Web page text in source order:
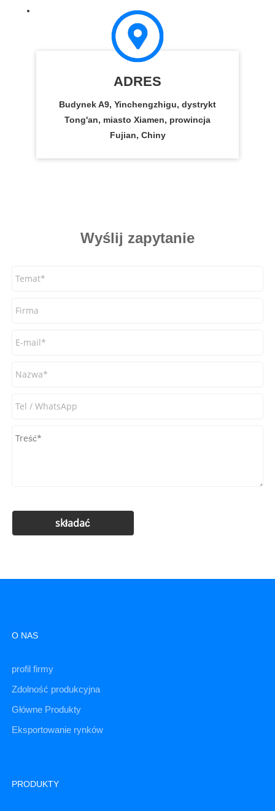
ADRES
Budynek A9, Yinchengzhigu, dystrykt
Tong'an, miasto Xiamen, prowincja
Fujian, Chiny
Wyślij zapytanie
O NAS
profil firmy
Zdolność produkcyjna
Główne Produkty
Eksportowanie rynków
PRODUKTY